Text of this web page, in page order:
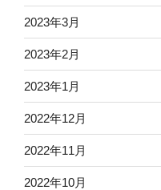
2023年3月
2023年2月
2023年1月
2022年12月
2022年11月
2022年10月